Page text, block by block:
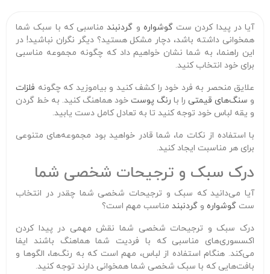
آیا در پیدا کردن ستگوشواره و گردنبندمناسبی که با سبک شما
همخوانی داشته باشد، دچار مشکل هستید؟ دیگر نگران نباشید! در
این راهنما، به شما نشان خواهیم داد که چگونه مجموعه مناسبی
برای خود انتخاب کنید.
علایق منحصر به فرد خود را کشف کنید و بیاموزید که چگونه فلزات
و سنگ‌های قیمتی را با رنگ پوست خود هماهنگ کنید. به خط گردن
و یقه لباس خود توجه کنید تا به تعادل کامل دست یابید.
با استفاده از نکات ما، شما قادر خواهید بود مجموعه‌های متنوعی
برای هر مناسبت ایجاد کنید.
درک سبک و ترجیحات شخصی شما
آیا می‌دانید که سبک و ترجیحات شخصی شما چقدر در انتخاب
ست گوشواره و گردنبند مناسب مهم است؟
درک سبک و ترجیحات شخصی شما نقش مهمی در پیدا کردن
اکسسوری‌های مناسبی که با فردیت شما هماهنگ باشند ایفا
می‌کند. هنگام استفاده از لباس، مهم است که به رنگ‌ها، الگوها و
بافت‌هایی که با سبک شخصی شما همخوانی دارند توجه کنید.